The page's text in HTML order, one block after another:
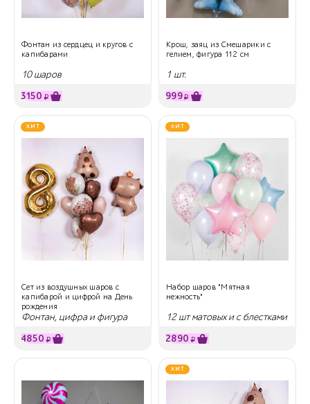
Фонтан из сердцец и кругов с
капибарами
10 шаров
3150 ₽
Крош, заяц из Смешарики с
гелием, фигура 112 см
1 шт.
999₽
ХИТ
Сет из воздушных шаров с
капибарой и цифрой на День
рождения
Фонтан, цифра и фигура
4850 ₽
ХИТ
Набор шаров "Мятная
нежность"
12 шт матовых и с блестками
2890 ₽
ХИТ